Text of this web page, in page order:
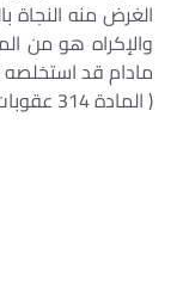
الغرض منه النجاة
والإكراه هو من
مادام قد استخلصه
( المادة 314 عقوبات )